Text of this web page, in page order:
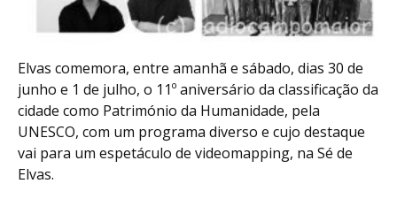
Elvas comemora, entre amanhã e sábado, dias 30 de
junho e 1 de julho, o 11º aniversário da classificação da
cidade como Património da Humanidade, pela
UNESCO, com um programa diverso e cujo destaque
vai para um espetáculo de videomapping, na Sé de
Elvas.